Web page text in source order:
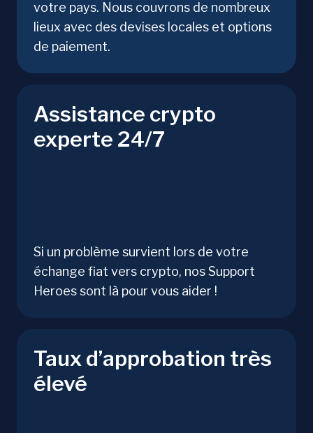
votre pays. Nous couvrons de nombreux
lieux avec des devises locales et options
de paiement.
Assistance crypto
experte 24/7
Si un problème survient lors de votre
échange fiat vers crypto, nos Support
Heroes sont là pour vous aider !
Taux d’approbation très
élevé